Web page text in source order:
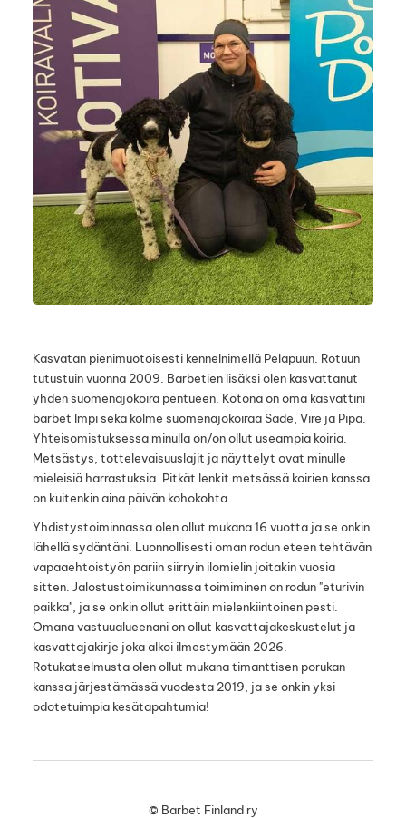
Kasvatan pienimuotoisesti kennelnimellä Pelapuun. Rotuun
tutustuin vuonna 2009. Barbetien lisäksi olen kasvattanut
yhden suomenajokoira pentueen. Kotona on oma kasvattini
barbet Impi sekä kolme suomenajokoiraa Sade, Vire ja Pipa.
Yhteisomistuksessa minulla on/on ollut useampia koiria.
Metsästys, tottelevaisuuslajit ja näyttelyt ovat minulle
mieleisiä harrastuksia. Pitkät lenkit metsässä koirien kanssa
on kuitenkin aina päivän kohokohta.
Yhdistystoiminnassa olen ollut mukana 16 vuotta ja se onkin
lähellä sydäntäni. Luonnollisesti oman rodun eteen tehtävän
vapaaehtoistyön pariin siirryin ilomielin joitakin vuosia
sitten. Jalostustoimikunnassa toimiminen on rodun "eturivin
paikka", ja se onkin ollut erittäin mielenkiintoinen pesti.
Omana vastuualueenani on ollut kasvattajakeskustelut ja
kasvattajakirje joka alkoi ilmestymään 2026.
Rotukatselmusta olen ollut mukana timanttisen porukan
kanssa järjestämässä vuodesta 2019, ja se onkin yksi
odotetuimpia kesätapahtumia!
© Barbet Finland ry